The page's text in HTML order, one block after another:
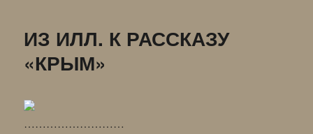
ИЗ ИЛЛ. К РАССКАЗУ
«КРЫМ»
………………………